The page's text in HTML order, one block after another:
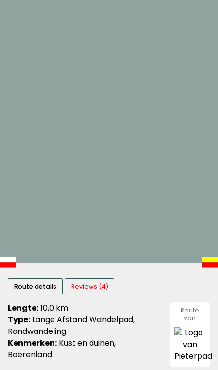
Route details Reviews (4)
Lengte:10,0 km
Type: Lange Afstand Wandelpad,
Rondwandeling
Kenmerken: Kust en duinen,
Boerenland
Route
van